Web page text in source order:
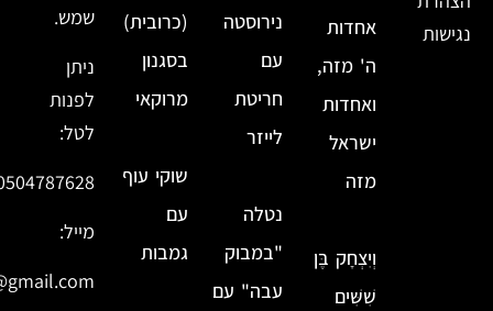
נגישות
אחדות
ה' מזה,
ואחדות
ישראל
מזה
וְיִצְחָק בֶּן
שִׁשִּׁים
נירוסטה
עם
חריטת
לייזר
נטלה
"במבוק
עבה" עם
(כרובית)
בסגנון
מרוקאי
שוקי עוף
עם
גמבות
שמש.
ניתן
לפנות
לטל:
מייל: